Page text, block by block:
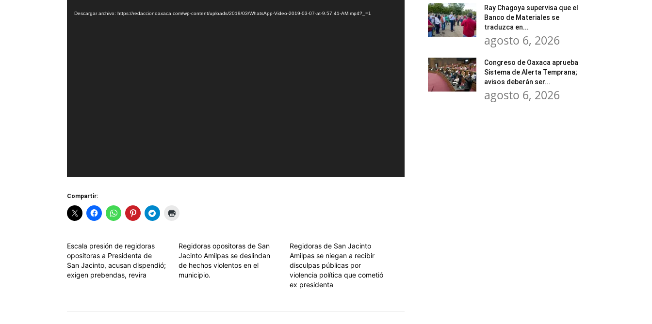
vídeo
Descargar archivo: https://redaccionoaxaca.com/wp-content/uploads/2019/03/WhatsApp-Video-2019-03-07-at-9.57.41-AM.mp4?_=1
Compartir:
Escala presión de regidoras
opositoras a Presidenta de
San Jacinto, acusan dispendió;
exigen prebendas, revira
Regidoras opositoras de San
Jacinto Amilpas se deslindan
de hechos violentos en el
municipio.
Regidoras de San Jacinto
Amilpas se niegan a recibir
disculpas públicas por
violencia política que cometió
ex presidenta
Ray Chagoya supervisa que el
Banco de Materiales se
traduzca en...
agosto 6, 2026
Congreso de Oaxaca aprueba
Sistema de Alerta Temprana;
avisos deberán ser...
agosto 6, 2026